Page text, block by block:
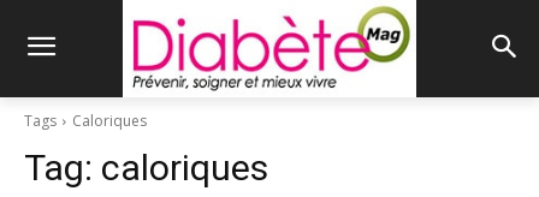
Tags Caloriques
Tag: caloriques